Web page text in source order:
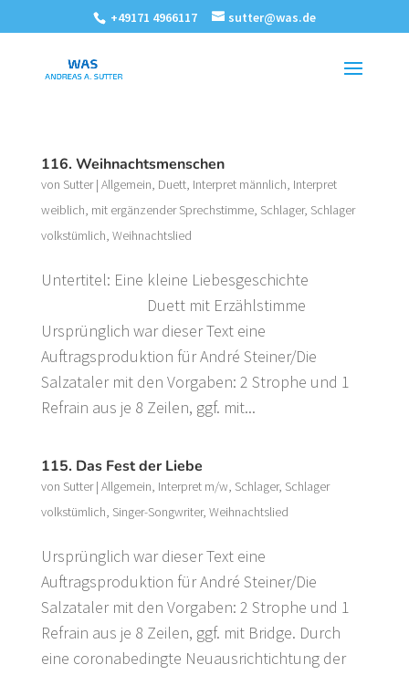
+49171 4966117 sutter@was.de
116. Weihnachtsmenschen
von Sutter| Allgemein, Duett, Interpret männlich, Interpret
weiblich, mit ergänzender Sprechstimme, Schlager, Schlager
volkstümlich, Weihnachtslied
Untertitel: Eine kleine Liebesgeschichte
Duett mit Erzählstimme
Ursprünglich war dieser Text eine
Auftragsproduktion für André Steiner/Die
Salzataler mit den Vorgaben: 2 Strophe und 1
Refrain aus je 8 Zeilen, ggf. mit...
115. Das Fest der Liebe
von Sutter| Allgemein, Interpret m/w, Schlager, Schlager
volkstümlich, Singer-Songwriter, Weihnachtslied
Ursprünglich war dieser Text eine
Auftragsproduktion für André Steiner/Die
Salzataler mit den Vorgaben: 2 Strophe und 1
Refrain aus je 8 Zeilen, ggf. mit Bridge. Durch
eine coronabedingte Neuausrichtichtung der